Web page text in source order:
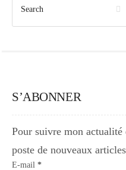
S’ABONNER
Pour suivre mon
poste de nouveaux articles
E-mail *